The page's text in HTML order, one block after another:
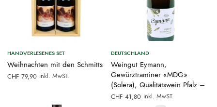
HANDVERLESENES SET
Weihnachten mit den Schmitts
CHF 79,90 inkl. MwST.
DEUTSCHLAND
Weingut Eymann,
Gewürztraminer «MDG»
(Solera), Qualitätswein Pfalz –
CHF 41,80 inkl. MwST.